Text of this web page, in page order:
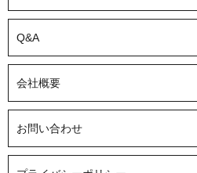
Q&A
会社概要
お問い合わせ